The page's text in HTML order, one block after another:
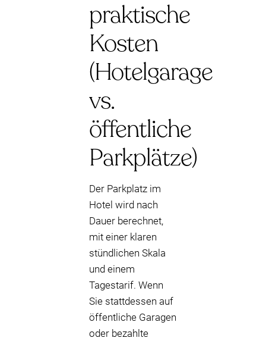
praktische
Kosten
(Hotelgarage
vs.
öffentliche
Parkplätze)
Der Parkplatz im
Hotel wird nach
Dauer berechnet,
mit einer klaren
stündlichen Skala
und einem
Tagestarif. Wenn
Sie stattdessen auf
öffentliche Garagen
oder bezahlte